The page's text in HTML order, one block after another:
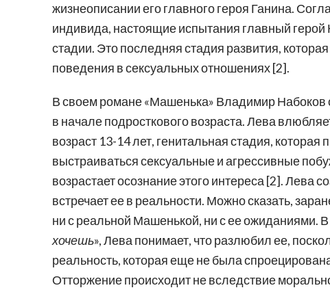
жизнеописании его главного героя Ганина.
индивида, настоящие испытания главный герой
стадии. Это последняя стадия развития,
поведения в сексуальных отношениях [2].
В своем романе «Машенька» Владимир Набоков
в начале подросткового возраста. Лева
возраст 13-14 лет, генитальная стадия,
выстраиваться сексуальные и агрессивные
возрастает осознание этого интереса [2]. Лева
встречает ее в реальности. Можно сказать,
ни с реальной Машенькой, ни с ее ожиданиями.
хочешь», Лева понимает, что разлюбил ее,
реальность, которая еще не была
Отторжение происходит не вследствие